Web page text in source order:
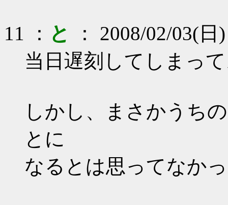
11 ： と
： 2008/02/03(
当日遅刻してしまっ
しかし、まさかうち
とに
なるとは思ってなか